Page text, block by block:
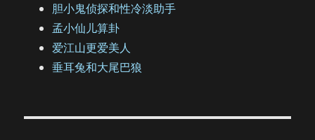
胆小鬼侦探和性冷淡助手
孟小仙儿算卦
爱江山更爱美人
垂耳兔和大尾巴狼